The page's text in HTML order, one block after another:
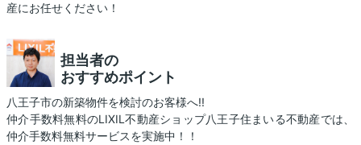
産にお任せください！
担当者の
おすすめポイント
八王子市の新築物件を検討のお客様へ!!
仲介手数料無料のLIXIL不動産ショップ八王子住まいる不動産では、
仲介手数料無料サービスを実施中！！